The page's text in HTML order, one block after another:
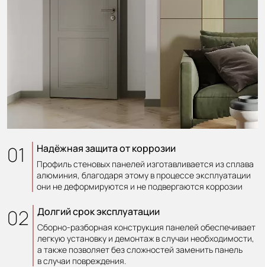
01 Надёжная защита от коррозии
Профиль стеновых панелей изготавливается из сплава
алюминия, благодаря этому в процессе эксплуатации
они не деформируются и не подвергаются коррозии
02 Долгий срок эксплуатации
Сборно-разборная конструкция панелей обеспечивает
легкую установку и демонтаж в случаи необходимости,
а также позволяет без сложностей заменить панель
в случаи повреждения.